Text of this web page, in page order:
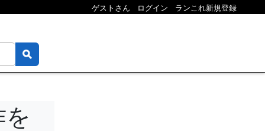
ゲストさん ログイン ランこれ新規登録